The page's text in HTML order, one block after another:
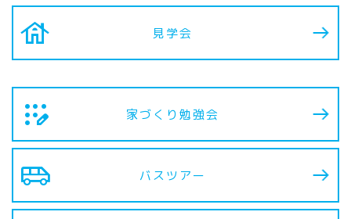
house 見学会
app_registration 家づくり勉強会
airport_shuttle バスツアー